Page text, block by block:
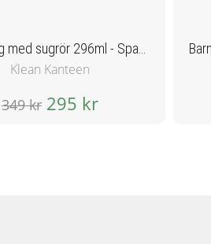
Klean Kanteen
349 kr295 kr